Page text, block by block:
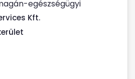
egészségügyi
Kft.